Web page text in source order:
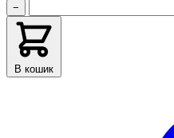
−
В кошик